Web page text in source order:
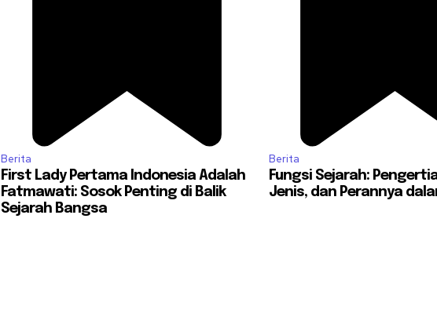
Berita
First Lady Pertama Indonesia Adalah
Fatmawati: Sosok Penting di Balik
Sejarah Bangsa
Berita
Fungsi Sejarah:
Jenis, dan Perannya